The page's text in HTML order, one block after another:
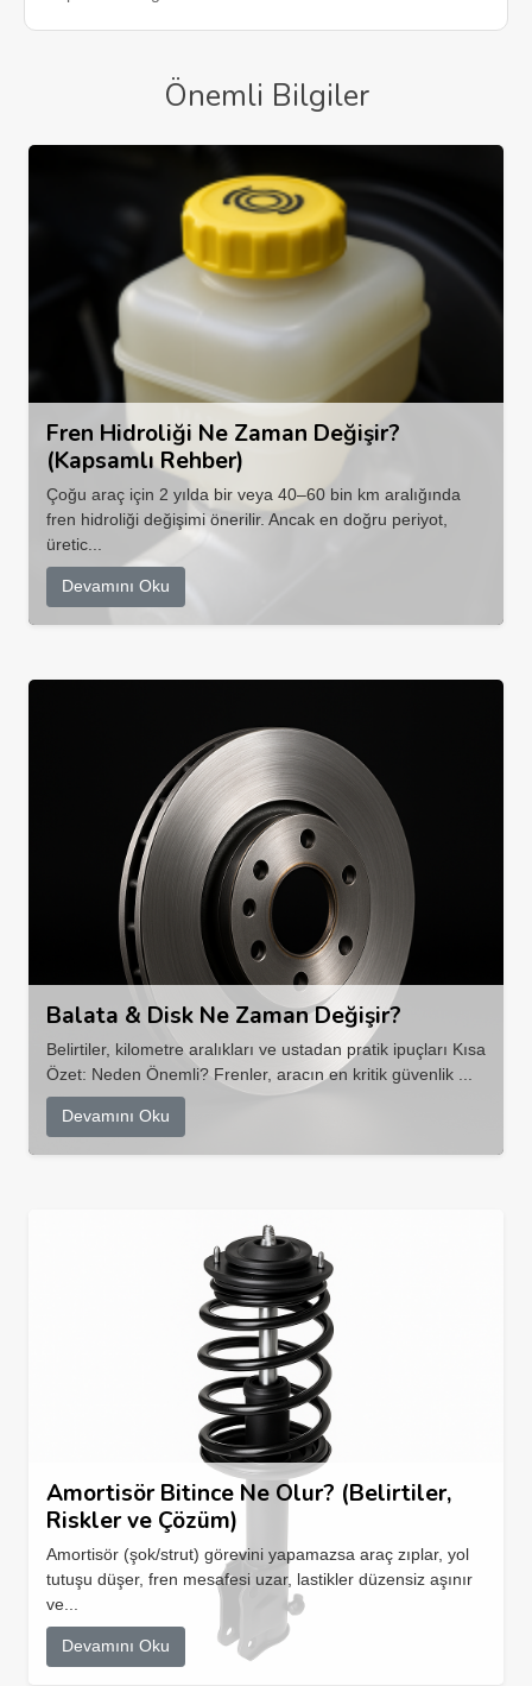
Önemli Bilgiler
Fren Hidroliği Ne Zaman Değişir?
(Kapsamlı Rehber)
Çoğu araç için 2 yılda bir veya 40–60 bin km aralığında
fren hidroliği değişimi önerilir. Ancak en doğru periyot,
üretic...
Devamını Oku
Balata & Disk Ne Zaman Değişir?
Belirtiler, kilometre aralıkları ve ustadan pratik ipuçları Kısa
Özet: Neden Önemli? Frenler, aracın en kritik güvenlik ...
Devamını Oku
Amortisör Bitince Ne Olur? (Belirtiler,
Riskler ve Çözüm)
Amortisör (şok/strut) görevini yapamazsa araç zıplar, yol
tutuşu düşer, fren mesafesi uzar, lastikler düzensiz aşınır
ve...
Devamını Oku